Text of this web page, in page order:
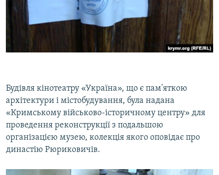
Будівля кінотеатру «Україна», що є пам'яткою
архітектури і містобудування, була надана
«Кримському військово-історичному центру» для
проведення реконструкції з подальшою
організацією музею, колекція якого оповідає про
династію Рюриковичів.